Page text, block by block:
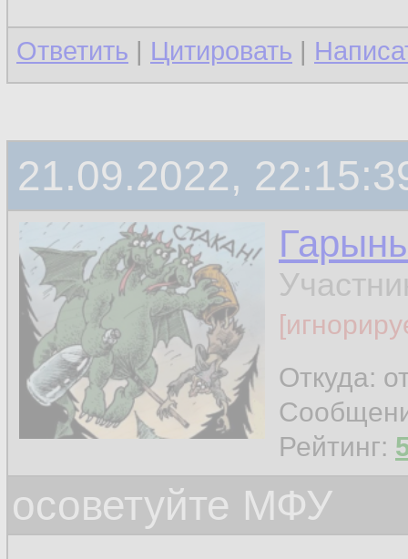
Ответить | Цитировать |
21.09.2022,
Откуда:
Рейтинг:
осоветуйте МФУ